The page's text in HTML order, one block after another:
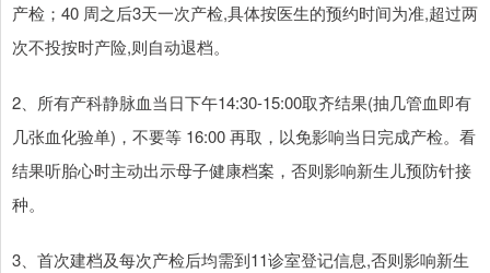
产检；40 周之后3天一次产检,具体按医生的预约时间为准,超过两
次不投按时产险,则自动退档。
2、所有产科静脉血当日下午14:30-15:00取齐结果(抽几管血即有
几张血化验单)，不要等 16:00 再取，以免影响当日完成产检。看
结果听胎心时主动出示母子健康档案，否则影响新生儿预防针接
种。
3、首次建档及每次产检后均需到11诊室登记信息,否则影响新生